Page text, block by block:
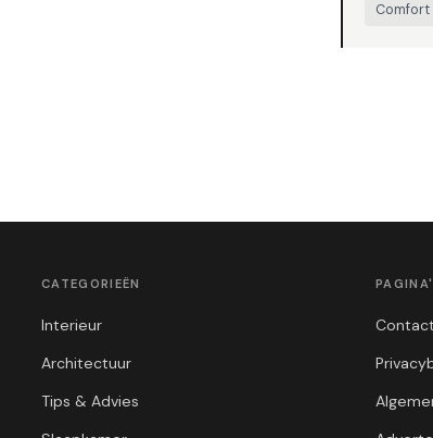
Comfort
CATEGORIEËN
Interieur
Architectuur
Tips & Advies
Contact